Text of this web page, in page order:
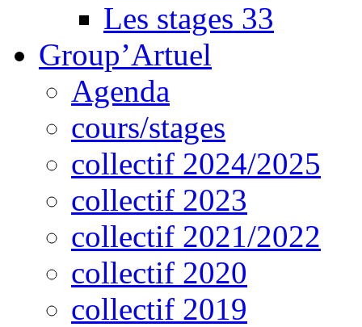
Les stages 33
Group’Artuel
Agenda
cours/stages
collectif 2024/2025
collectif 2023
collectif 2021/2022
collectif 2020
collectif 2019